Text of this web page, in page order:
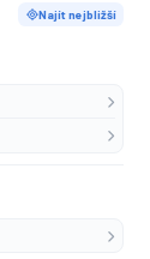
Najít nejbližší